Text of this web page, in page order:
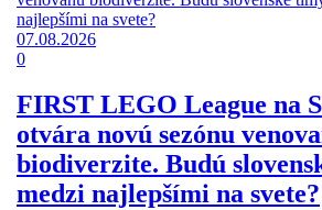
07.08.2026
0
FIRST LEGO League na
otvára novú sezónu
biodiverzite. Budú
medzi najlepšími na svete?